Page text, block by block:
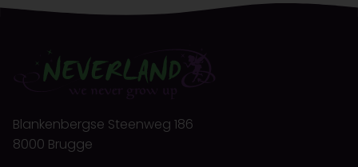
Blankenbergse Steenweg 186
8000 Brugge